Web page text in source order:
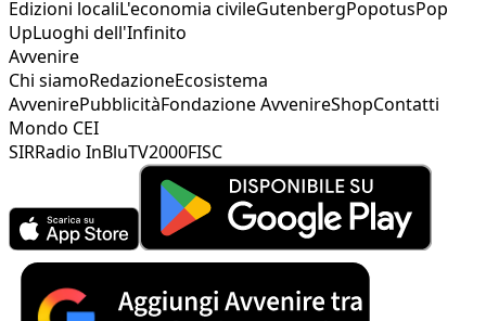
Edizioni localiL'economia civileGutenbergPopotusPop
UpLuoghi dell'Infinito
Avvenire
Chi siamoRedazioneEcosistema
AvvenirePubblicitàFondazione AvvenireShopContatti
Mondo CEI
SIRRadio InBluTV2000FISC